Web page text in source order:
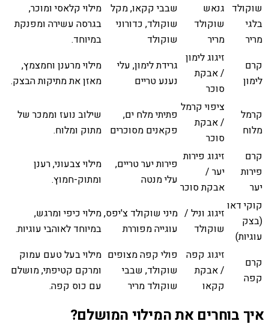
שוקולד
בלגי
מריר
גנאש
שוקולד
מריר
שבבי קקאו, מקל
שוקולד, כדורוני
שוקולד
מילוי קלאסי ומוכר,
בגרסה עשירה ומפנקת
במיוחד.
קרם
לימון
זיגוג לימון
/ אבקת
סוכר
גרידת לימון, עלי
נענע טריים
מילוי מרענן וחמצמץ,
מאזן את מתיקות הבצק.
קרמל
מלוח
ציפוי קרמל
/ אבקת
סוכר
פתיתי מלח ים,
פקאנים מסוכרים
שילוב נועז וממכר של
מתוק ומלוח.
קרם
פירות
יער
זיגוג פירות
יער /
אבקת סוכר
פירות יער טריים,
עלי מנטה
מילוי צבעוני, רענן
ומתוק-חמוץ.
קוקי דאו
(בצק
עוגיות)
זיגוג וניל /
שוקולד
מיני שוקולד צ'יפס,
עוגייה מפוררת
מילוי כיפי ומרגש,
במיוחד לאוהבי עוגיות.
קרם
קפה
זיגוג קפה
/ אבקת
קקאו
פולי קפה מצופים
שוקולד, שבבי
שוקולד מריר
מילוי בעל טעם עמוק
ומרקם קטיפתי, מושלם
עם כוס קפה.
איך בוחרים את המילוי המושלם?